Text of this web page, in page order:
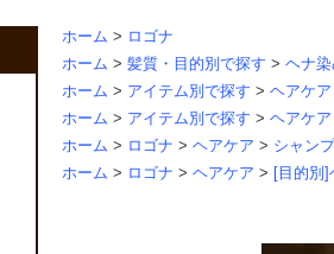
ホーム > ロゴナ
ホーム > 髪質・目的別で探す > ヘナ
ホーム > アイテム別で探す > ヘアケア
ホーム > アイテム別で探す > ヘアケア
ホーム > ロゴナ > ヘアケア > シャン
ホーム > ロゴナ > ヘアケア > [目的別